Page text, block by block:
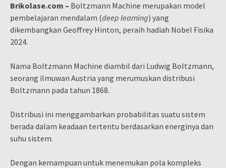
Brikolase.com – Boltzmann Machine merupakan model
pembelajaran mendalam (deep learning) yang
dikembangkan Geoffrey Hinton, peraih hadiah Nobel Fisika
2024.
Nama Boltzmann Machine diambil dari Ludwig Boltzmann,
seorang ilmuwan Austria yang merumuskan distribusi
Boltzmann pada tahun 1868.
Distribusi ini menggambarkan probabilitas suatu sistem
berada dalam keadaan tertentu berdasarkan energinya dan
suhu sistem.
Dengan kemampuan untuk menemukan pola kompleks